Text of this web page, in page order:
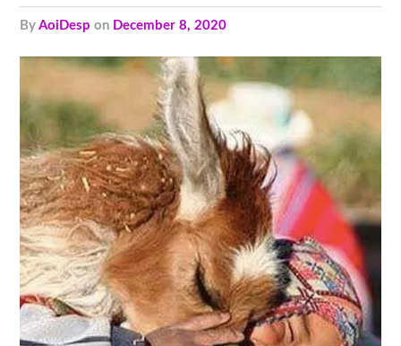
byAoiDesp on December 8, 2020